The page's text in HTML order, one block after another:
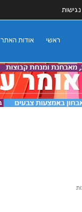
אודות האתר ראשי